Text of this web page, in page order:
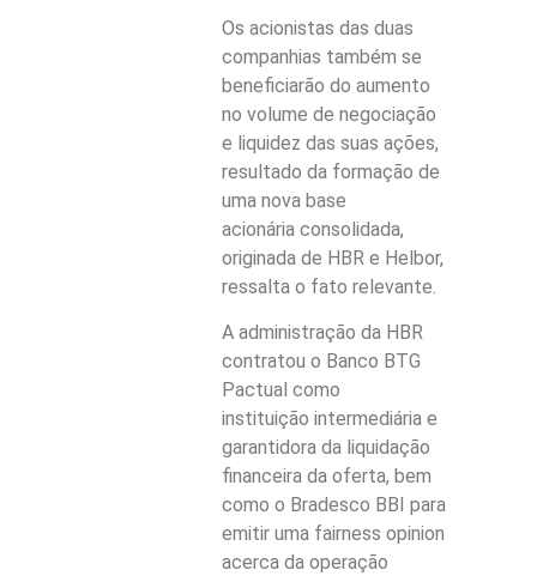
Os acionistas das duas
companhias também se
beneficiarão do aumento
no volume de negociação
e liquidez das suas ações,
resultado da formação de
uma nova base
acionária consolidada,
originada de HBR e Helbor,
ressalta o fato relevante.
A administração da HBR
contratou o Banco BTG
Pactual como
instituição intermediária e
garantidora da liquidação
financeira da oferta, bem
como o Bradesco BBI para
emitir uma fairness opinion
acerca da operação